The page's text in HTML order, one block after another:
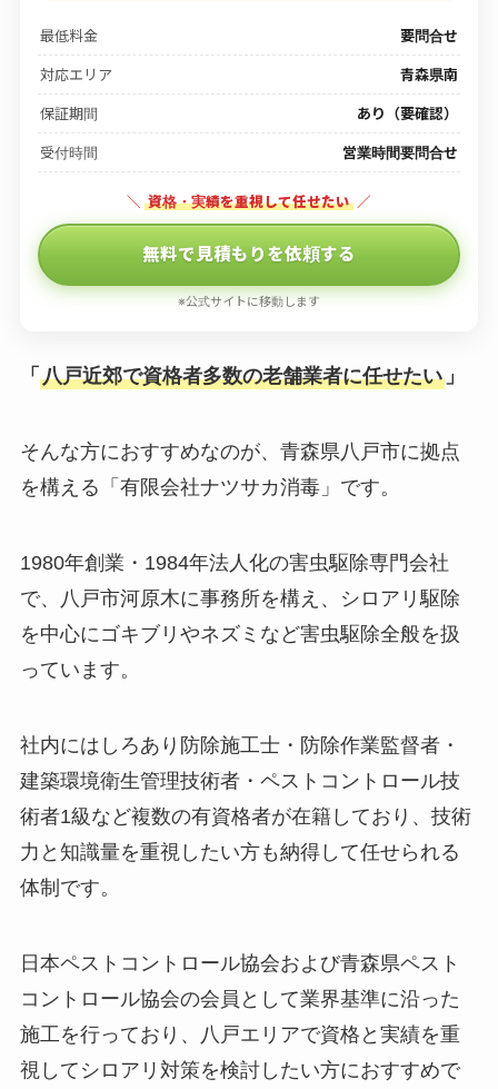
最低料金 要問合せ
対応エリア 青森県南
保証期間 あり（要確認）
受付時間 営業時間要問合せ
＼ 資格・実績を重視して任せたい ／
無料で見積もりを依頼する
※公式サイトに移動します
「 八戸近郊で資格者多数の老舗業者に任せたい」
そんな方におすすめなのが、青森県八戸市に拠点
を構える「有限会社ナツサカ消毒」です。
1980年創業・1984年法人化の害虫駆除専門会社
で、八戸市河原木に事務所を構え、シロアリ駆除
を中心にゴキブリやネズミなど害虫駆除全般を扱
っています。
社内にはしろあり防除施工士・防除作業監督者・
建築環境衛生管理技術者・ペストコントロール技
術者1級など複数の有資格者が在籍しており、技術
力と知識量を重視したい方も納得して任せられる
体制です。
日本ペストコントロール協会および青森県ペスト
コントロール協会の会員として業界基準に沿った
施工を行っており、八戸エリアで資格と実績を重
視してシロアリ対策を検討したい方におすすめで